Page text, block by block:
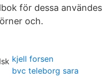
för dessa användes
och.
kjell forsen
bvc teleborg sara